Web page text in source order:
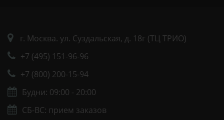
г. Москва. ул. Суздальская, д. 18г (ТЦ ТРИО)
+7 (495) 151-96-96
+7 (800) 200-15-94
Будни: 09:00 - 20:00
СБ-ВС: прием заказов